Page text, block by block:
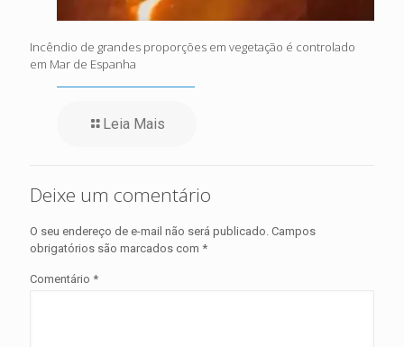
Incêndio de grandes proporções em vegetação é controlado
em Mar de Espanha
Leia Mais
Deixe um comentário
O seu endereço de e-mail não será publicado. Campos
obrigatórios são marcados com *
Comentário *